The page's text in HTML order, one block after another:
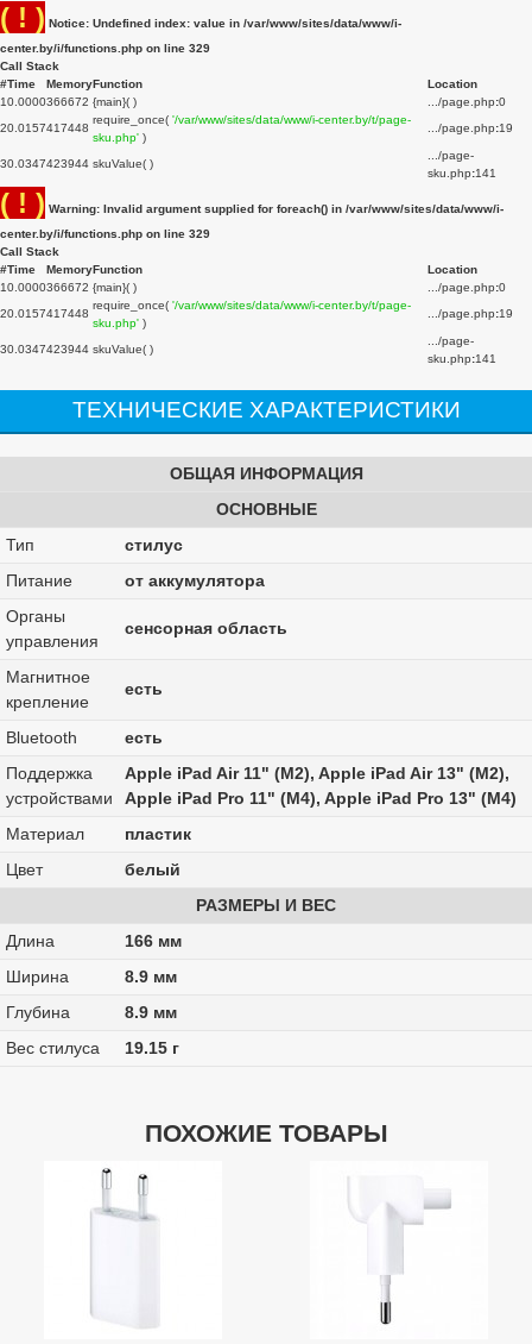
( ! ) Notice: Undefined index: value in /var/www/sites/data/www/i-
center.by/i/functions.php on line 329
Call Stack
#Time MemoryFunction
Location
10.0000366672 {main}( ) .../page.php:0
20.0157417448
require_once( '/var/www/sites/data/www/i-center.by/t/page-
sku.php' )
.../page.php:19
30.0347423944 skuValue( )
.../page-
sku.php:141
( ! ) Warning: Invalid argument supplied for foreach() in /var/www/sites/data/www/i-
center.by/i/functions.php on line 329
Call Stack
#Time MemoryFunction
Location
10.0000366672 {main}( ) .../page.php:0
20.0157417448
require_once( '/var/www/sites/data/www/i-center.by/t/page-
sku.php' )
.../page.php:19
30.0347423944 skuValue( )
.../page-
sku.php:141
ТЕХНИЧЕСКИЕ ХАРАКТЕРИСТИКИ
ОБЩАЯ ИНФОРМАЦИЯ
ОСНОВНЫЕ
Тип
стилус
Питание
от аккумулятора
Органы
управления
сенсорная область
Магнитное
крепление
есть
Bluetooth
есть
Поддержка
устройствами
Apple iPad Air 11" (M2), Apple iPad Air 13" (M2),
Apple iPad Pro 11" (M4), Apple iPad Pro 13" (M4)
Материал
пластик
Цвет
белый
РАЗМЕРЫ И ВЕС
Длина
166 мм
Ширина
8.9 мм
Глубина
8.9 мм
Вес стилуса
19.15 г
ПОХОЖИЕ ТОВАРЫ